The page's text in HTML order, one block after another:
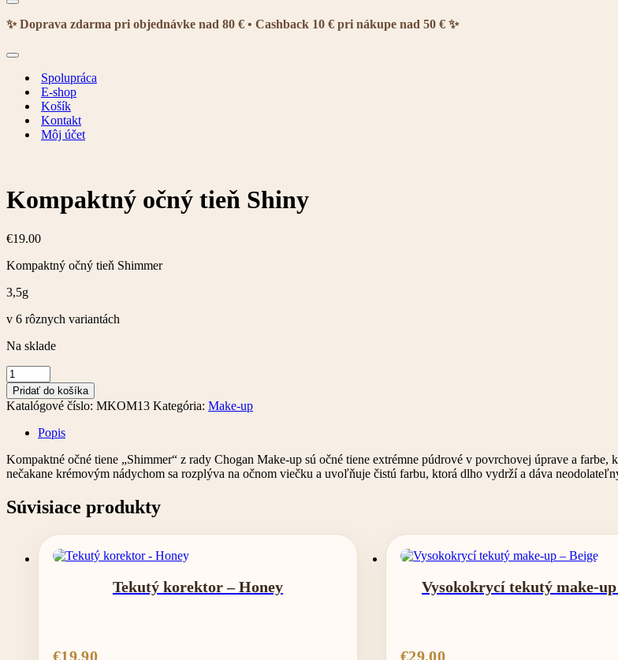
Menu
navigácie
✨ Doprava zdarma pri objednávke nad 80 € • Cashback 10 € pri nákupe nad 50 € ✨
Menu
navigácieSpolupráca
E-shop
Košík
Kontakt
Môj účet
Kompaktný očný tieň Shiny
€19.00
Kompaktný očný tieň Shimmer
3,5g
v 6 rôznych variantách
Na sklade
množstvo
Kompaktný
očný
tieň
Shiny
Pridať do košíka
Katalógové číslo: MKOM13 Kategória: Make-up
Popis
Kompaktné očné tiene „Shimmer“ z rady Chogan Make-up sú očné tiene extrémne púdrové v povrchovej úprave a
nečakane krémovým nádychom sa rozplýva na očnom viečku a uvoľňuje čistú farbu, ktorá dlho vydrží a dáva
Súvisiace produkty
Tekutý korektor – Honey
€19.90
Vysokokrycí tekutý make-up
€29.00